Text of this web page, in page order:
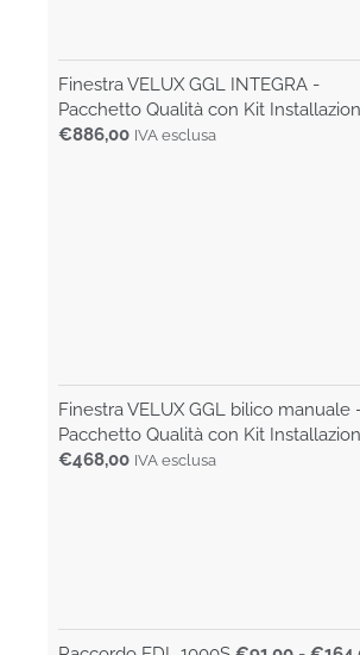
Finestra VELUX GGL INTEGRA -
Pacchetto Qualità con Kit
€886,00 IVA esclusa
Finestra VELUX GGL bilico manuale
Pacchetto Qualità con Kit
€468,00 IVA esclusa